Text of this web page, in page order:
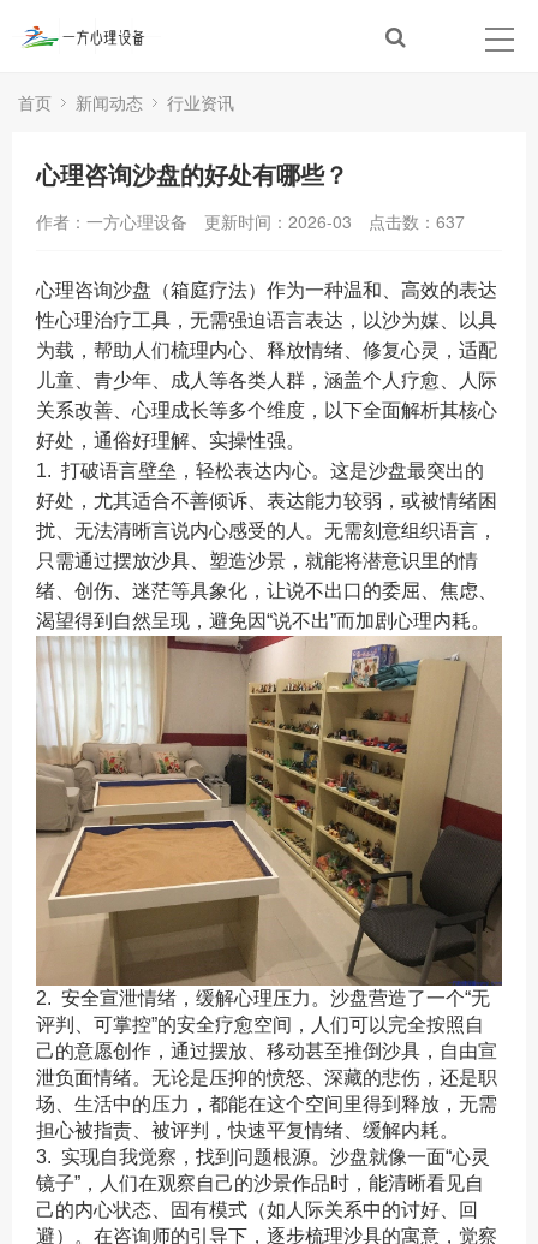
首页 新闻动态 行业资讯
心理咨询沙盘的好处有哪些？
作者：一方心理设备 更新时间：2026-03 点击数： 637
心理咨询沙盘（箱庭疗法）作为一种温和、高效的表达
性心理治疗工具，无需强迫语言表达，以沙为媒、以具
为载，帮助人们梳理内心、释放情绪、修复心灵，适配
儿童、青少年、成人等各类人群，涵盖个人疗愈、人际
关系改善、心理成长等多个维度，以下全面解析其核心
好处，通俗好理解、实操性强。
1. 打破语言壁垒，轻松表达内心。这是沙盘最突出的
好处，尤其适合不善倾诉、表达能力较弱，或被情绪困
扰、无法清晰言说内心感受的人。无需刻意组织语言，
只需通过摆放沙具、塑造沙景，就能将潜意识里的情
绪、创伤、迷茫等具象化，让说不出口的委屈、焦虑、
渴望得到自然呈现，避免因“说不出”而加剧心理内耗。
2. 安全宣泄情绪，缓解心理压力。沙盘营造了一个“无
评判、可掌控”的安全疗愈空间，人们可以完全按照自
己的意愿创作，通过摆放、移动甚至推倒沙具，自由宣
泄负面情绪。无论是压抑的愤怒、深藏的悲伤，还是职
场、生活中的压力，都能在这个空间里得到释放，无需
担心被指责、被评判，快速平复情绪、缓解内耗。
3. 实现自我觉察，找到问题根源。沙盘就像一面“心灵
镜子”，人们在观察自己的沙景作品时，能清晰看见自
己的内心状态、固有模式（如人际关系中的讨好、回
避）。在咨询师的引导下，逐步梳理沙具的寓意，觉察